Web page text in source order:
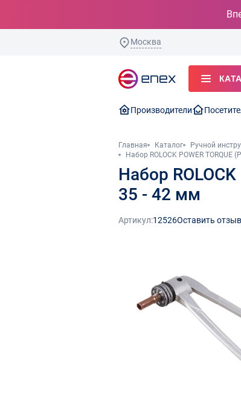
Москва
Производители
Главная Каталог Ручной
Набор ROLOCK POWER
Набор
35 - 42 мм
Артикул:12526Оставить отзыв